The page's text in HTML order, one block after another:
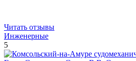
Читать отзывы
Инженерные
5